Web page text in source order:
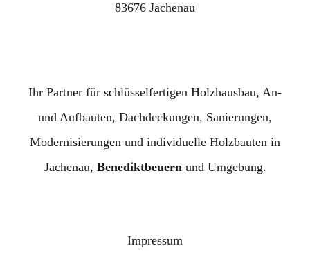
83676 Jachenau
Ihr Partner für schlüsselfertigen Holzhausbau, An-
und Aufbauten, Dachdeckungen, Sanierungen,
Modernisierungen und individuelle Holzbauten in
Jachenau, Benediktbeuernund Umgebung.
Impressum